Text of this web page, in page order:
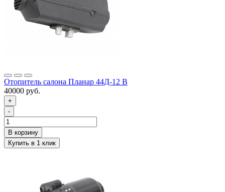
Отопитель салона Планар 44Д-12 В
40000 руб.
+
-